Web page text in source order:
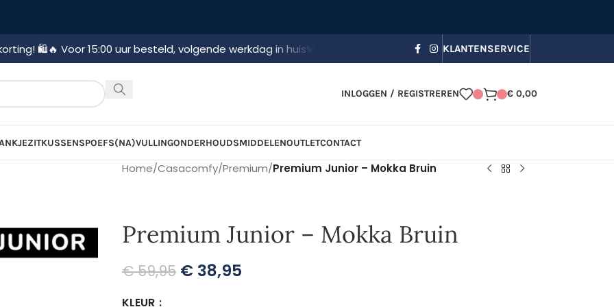
Voor 15:00 uur besteld, volgende werkdag in huis!🚛 Gratis bezorging, Zomerkorting in je winkelmandje!☀️ Gebruik code
KLANTENSERVICE
INLOGGEN / REGISTREREN € 0,00
ZITKUSSENSPOEFS(NA)VULLINGONDERHOUDSMIDDELENOUTLETCONTACT
Home/Casacomfy/Premium/Premium Junior – Mokka Bruin
Premium Junior – Mokka Bruin
€59,95 €38,95
KLEUR